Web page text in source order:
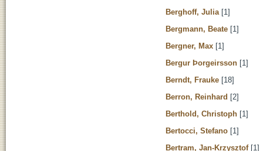
Berghoff, Julia [1]
Bergmann, Beate [1]
Bergner, Max [1]
Bergur Þorgeirsson [1]
Berndt, Frauke [18]
Berron, Reinhard [2]
Berthold, Christoph [1]
Bertocci, Stefano [1]
Bertram, Jan-Krzysztof[1]